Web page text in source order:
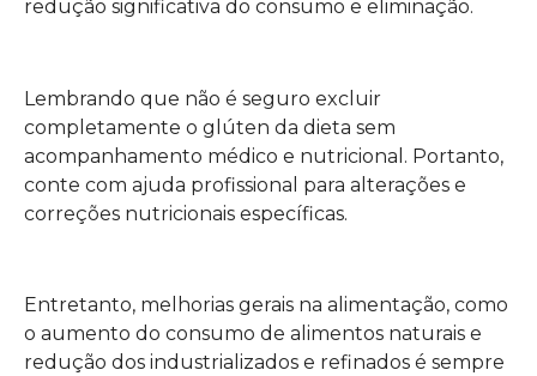
redução significativa do consumo e eliminação.
Lembrando que não é seguro excluir
completamente o glúten da dieta sem
acompanhamento médico e nutricional. Portanto,
conte com ajuda profissional para alterações e
correções nutricionais específicas.
Entretanto, melhorias gerais na alimentação, como
o aumento do consumo de alimentos naturais e
redução dos industrializados e refinados é sempre